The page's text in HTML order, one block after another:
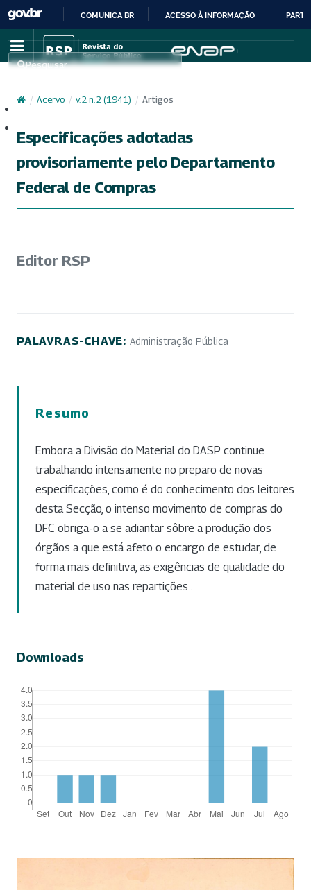
IR
PARA
CONTEÚDO
COMUNICA BR ACESSO À INFORMAÇÃO
Pesquisar
/ Acervo / v. 2 n. 2 (1941) / Artigos
Especificações adotadas
provisoriamente pelo Departamento
Federal de Compras
Editor RSP
PALAVRAS-CHAVE: Administração Pública
Resumo
Embora a Divisão do Material do DASP continue
trabalhando intensamente no preparo de novas
especificações, como é do conhecimento dos leitores
desta Secção, o intenso movimento de compras do
DFC obriga-o a se adiantar sôbre a produção dos
órgãos a que está afeto o encargo de estudar, de
forma mais definitiva, as exigências de qualidade do
material de uso nas repartições .
Downloads